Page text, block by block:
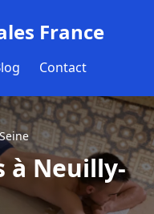
France
Contact
à Neuilly-